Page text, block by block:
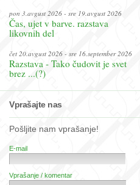
pon 3.avgust 2026 - sre 19.avgust 2026
Čas, ujet v barve. razstava
likovnih del
čet 20.avgust 2026 - sre 16.september 2026
Razstava - Tako čudovit je svet
brez ...(?)
Vprašajte nas
Pošljite nam vprašanje!
E-mail
Vprašanje / komentar